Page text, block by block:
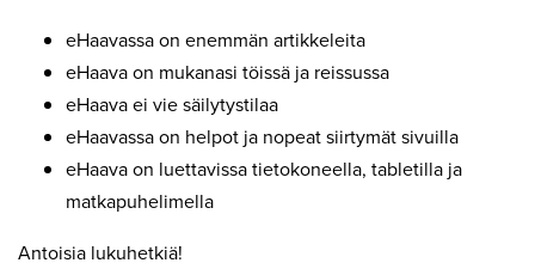
eHaavassa on enemmän artikkeleita
eHaava on mukanasi töissä ja reissussa
eHaava ei vie säilytystilaa
eHaavassa on helpot ja nopeat siirtymät sivuilla
eHaava on luettavissa tietokoneella, tabletilla ja
matkapuhelimella
Antoisia lukuhetkiä!